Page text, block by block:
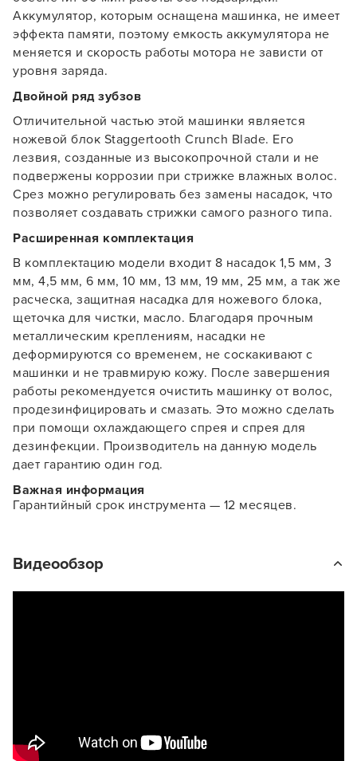
Аккумулятор, которым оснащена машинка, не имеет
эффекта памяти, поэтому емкость аккумулятора не
меняется и скорость работы мотора не зависти от
уровня заряда.
Двойной ряд зубзов
Отличительной частью этой машинки является
ножевой блок Staggertooth Crunch Blade. Его
лезвия, созданные из высокопрочной стали и не
подвержены коррозии при стрижке влажных волос.
Срез можно регулировать без замены насадок, что
позволяет создавать стрижки самого разного типа.
Расширенная комплектация
В комплектацию модели входит 8 насадок 1,5 мм, 3
мм, 4,5 мм, 6 мм, 10 мм, 13 мм, 19 мм, 25 мм, а так же
расческа, защитная насадка для ножевого блока,
щеточка для чистки, масло. Благодаря прочным
металлическим креплениям, насадки не
деформируются со временем, не соскакивают с
машинки и не травмирую кожу. После завершения
работы рекомендуется очистить машинку от волос,
продезинфицировать и смазать. Это можно сделать
при помощи охлаждающего спрея и спрея для
дезинфекции. Производитель на данную модель
дает гарантию один год.
Важная информация
Гарантийный срок инструмента — 12 месяцев.
Видеообзор